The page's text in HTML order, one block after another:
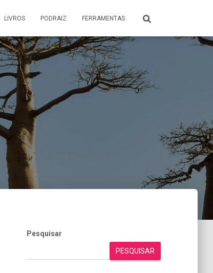
LIVROS PODRAIZ FERRAMENTAS
Pesquisar
PESQUISAR